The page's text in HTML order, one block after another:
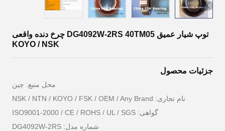
توپ شیار عمیق DG4092W-2RS 40TM05 چرخ دنده واقعی
KOYO / NSK
جزئیات محصول
محل منبع: چين
نام تجاری: NSK / NTN / KOYO / FSK / OEM / Any Brand
گواهی: ISO9001-2000 / CE / ROHS / UL / SGS
شماره مدل: DG4092W-2RS